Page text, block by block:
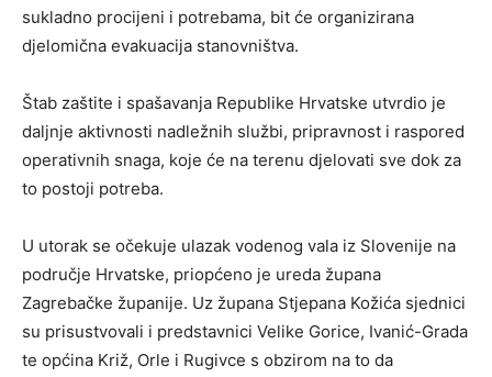
sukladno procijeni i potrebama, bit će organizirana
djelomična evakuacija stanovništva.
Štab zaštite i spašavanja Republike Hrvatske utvrdio je
daljnje aktivnosti nadležnih službi, pripravnost i raspored
operativnih snaga, koje će na terenu djelovati sve dok za
to postoji potreba.
U utorak se očekuje ulazak vodenog vala iz Slovenije na
područje Hrvatske, priopćeno je ureda župana
Zagrebačke županije. Uz župana Stjepana Kožića sjednici
su prisustvovali i predstavnici Velike Gorice, Ivanić-Grada
te općina Križ, Orle i Rugivce s obzirom na to da